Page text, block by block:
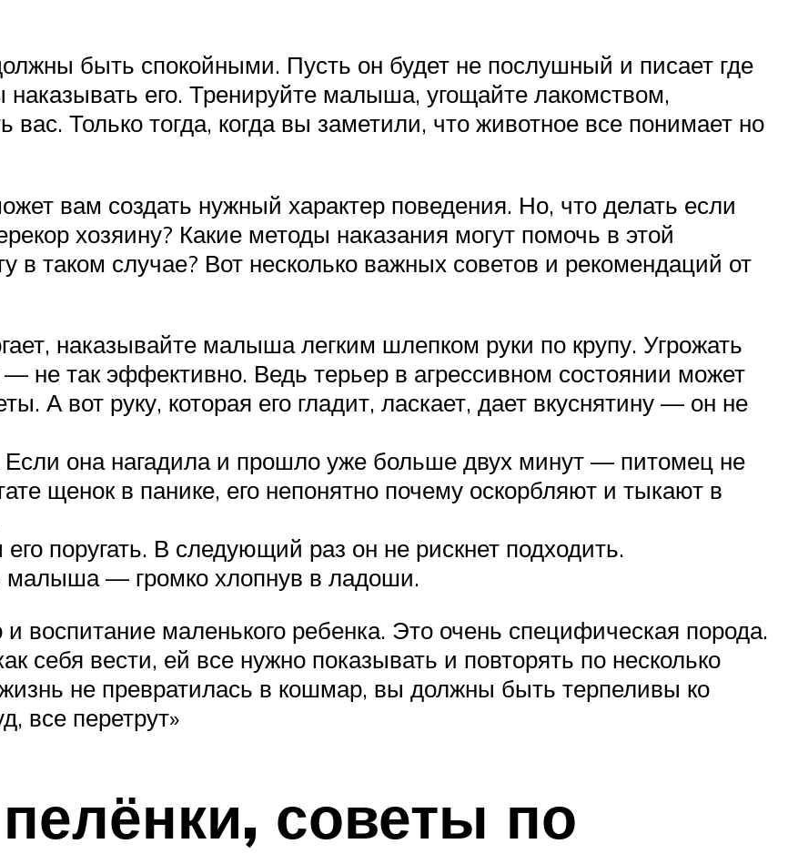
быть спокойными. Пусть он будет не послушный и писает где
его. Тренируйте малыша, угощайте лакомством,
вас. Только тогда, когда вы заметили, что животное все понимает но
вам создать нужный характер поведения. Но, что делать если
хозяину? Какие методы наказания могут помочь в этой
в таком случае? Вот несколько важных советов и рекомендаций от
наказывайте малыша легким шлепком руки по крупу. Угрожать
не так эффективно. Ведь терьер в агрессивном состоянии может
А вот руку, которая его гладит, ласкает, дает вкуснятину — он не
Если она нагадила и прошло уже больше двух минут — питомец не
щенок в панике, его непонятно почему оскорбляют и тыкают в
поругать. В следующий раз он не рискнет подходить.
малыша — громко хлопнув в ладоши.
воспитание маленького ребенка. Это очень специфическая порода.
себя вести, ей все нужно показывать и повторять по несколько
не превратилась в кошмар, вы должны быть терпеливы ко
все перетрут»
советы по